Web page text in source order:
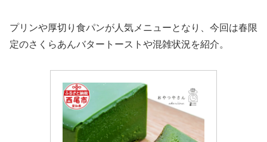
プリンや厚切り食パンが人気メニューとなり、今回は春限
定のさくらあんバタートーストや混雑状況を紹介。